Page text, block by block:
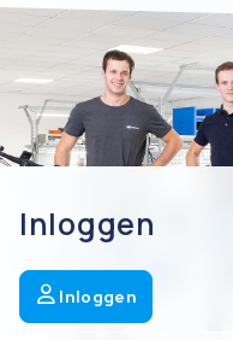
Inloggen
Inloggen